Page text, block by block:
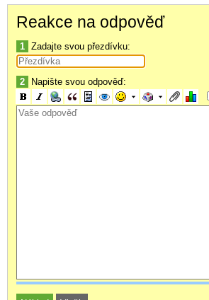
Reakce na odpověď
1 Zadajte svou přezdívku:
2 Napište svou odpověď: